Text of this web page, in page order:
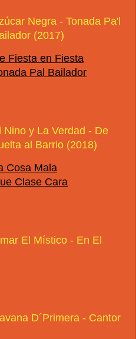
Negra - Tonada Pa'l
(2017)
Fiesta en Fiesta
Pal Bailador
Nino y La Verdad - De
al Barrio (2018)
Cosa Mala
Clase Cara
El Místico - En El
D´Primera - Cantor